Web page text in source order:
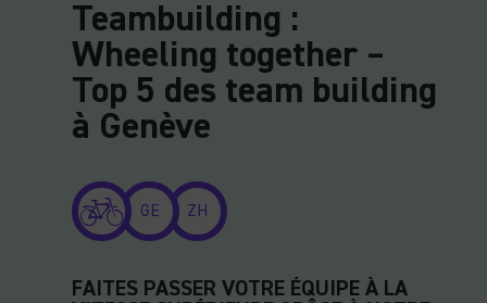
Teambuilding :
Wheeling together –
Top 5 des team building
à Genève
GE ZH
FAITES PASSER VOTRE ÉQUIPE À LA